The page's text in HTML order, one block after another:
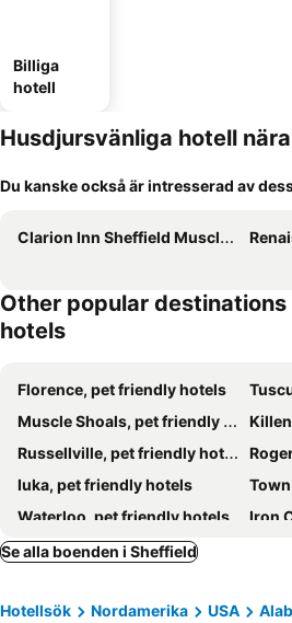
Billiga
hotell
Husdjursvänliga hotell
Du kanske också är intresserad av
Clarion Inn Sheffield Muscle Shoals
Other popular
hotels
Florence, pet friendly hotels
Muscle Shoals, pet friendly hotels
Russellville, pet friendly hotels
Iuka, pet friendly hotels
Town
Waterloo, pet friendly hotels
Iron
Loretto, pet friendly hotels
Se alla boenden i Sheffield
Hotellsök Nordamerika USA